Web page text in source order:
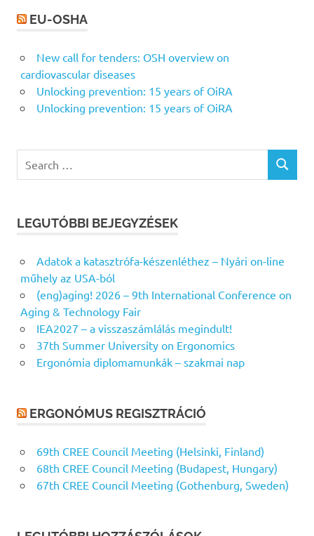
EU-OSHA
New call for tenders: OSH overview on
cardiovascular diseases
Unlocking prevention: 15 years of OiRA
Unlocking prevention: 15 years of OiRA
for:
SEARCH
LEGUTÓBBI BEJEGYZÉSEK
Adatok a katasztrófa-készenléthez – Nyári on-line
műhely az USA-ból
(eng)aging! 2026 – 9th International Conference on
Aging & Technology Fair
IEA2027 – a visszaszámlálás megindult!
37th Summer University on Ergonomics
Ergonómia diplomamunkák – szakmai nap
ERGONÓMUS REGISZTRÁCIÓ
69th CREE Council Meeting (Helsinki, Finland)
68th CREE Council Meeting (Budapest, Hungary)
67th CREE Council Meeting (Gothenburg, Sweden)